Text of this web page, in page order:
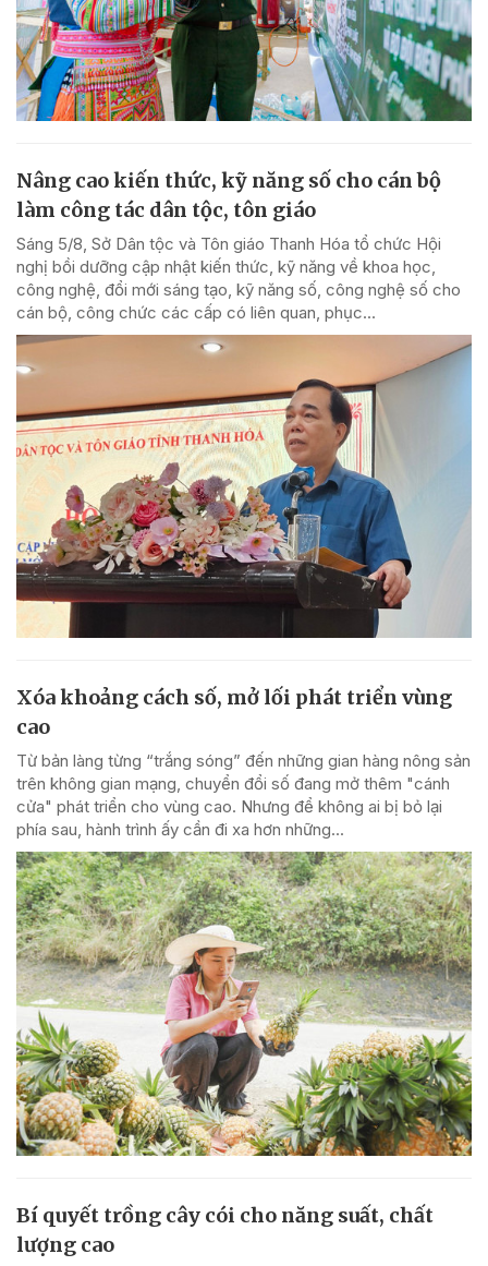
Nâng cao kiến thức, kỹ năng số cho cán bộ
làm công tác dân tộc, tôn giáo
Sáng 5/8, Sở Dân tộc và Tôn giáo Thanh Hóa tổ chức Hội
nghị bồi dưỡng cập nhật kiến thức, kỹ năng về khoa học,
công nghệ, đổi mới sáng tạo, kỹ năng số, công nghệ số cho
cán bộ, công chức các cấp có liên quan, phục...
Xóa khoảng cách số, mở lối phát triển vùng
cao
Từ bản làng từng “trắng sóng” đến những gian hàng nông sản
trên không gian mạng, chuyển đổi số đang mở thêm "cánh
cửa" phát triển cho vùng cao. Nhưng để không ai bị bỏ lại
phía sau, hành trình ấy cần đi xa hơn những...
Bí quyết trồng cây cói cho năng suất, chất
lượng cao